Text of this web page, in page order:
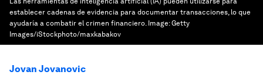
establecer cadenas de evidencia para documentar transacciones, lo que
ayudaría a combatir el crimen financiero. Image:Getty
Images/iStockphoto/maxkabakov
Jovan Jovanovic